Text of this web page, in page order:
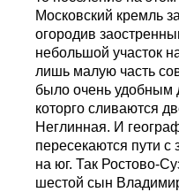
Московский кремль
огородив
небольшой участок
лишь малую часть
было очень удобным
которго сливаются
Неглинная. И
пересекаются пути с
на юг. Так Ростово-
шестой сын